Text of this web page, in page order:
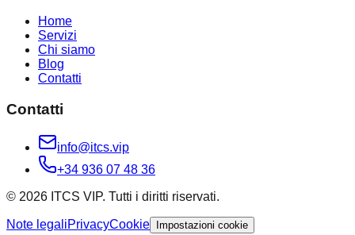
Home
Servizi
Chi siamo
Blog
Contatti
Contatti
info@itcs.vip
+34 936 07 48 36
© 2026 ITCS VIP. Tutti i diritti riservati.
Note legaliPrivacyCookie Impostazioni cookie